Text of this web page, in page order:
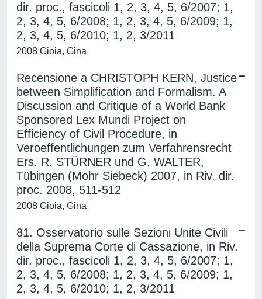
dir. proc., fascicoli 1, 2, 3, 4, 5, 6/2007; 1,
2, 3, 4, 5, 6/2008; 1, 2, 3, 4, 5, 6/2009; 1,
2, 3, 4, 5, 6/2010; 1, 2, 3/2011
2008 Gioia, Gina
Recensione a CHRISTOPH KERN, Justice
between Simplification and Formalism. A
Discussion and Critique of a World Bank
Sponsored Lex Mundi Project on
Efficiency of Civil Procedure, in
Veroeffentlichungen zum Verfahrensrecht
Ers. R. STÜRNER und G. WALTER,
Tübingen (Mohr Siebeck) 2007, in Riv. dir.
proc. 2008, 511-512
2008 Gioia, Gina
81. Osservatorio sulle Sezioni Unite Civili
della Suprema Corte di Cassazione, in Riv.
dir. proc., fascicoli 1, 2, 3, 4, 5, 6/2007; 1,
2, 3, 4, 5, 6/2008; 1, 2, 3, 4, 5, 6/2009; 1,
2, 3, 4, 5, 6/2010; 1, 2, 3/2011